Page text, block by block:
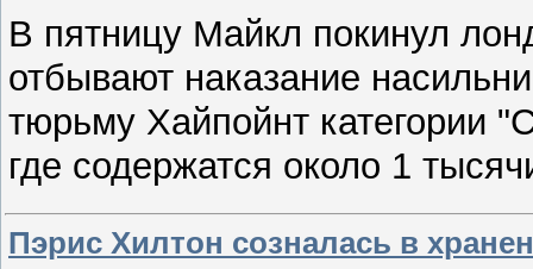
В пятницу Майкл покинул
отбывают наказание
тюрьму Хайпойнт категории
где содержатся около 1
Пэрис Хилтон созналась в